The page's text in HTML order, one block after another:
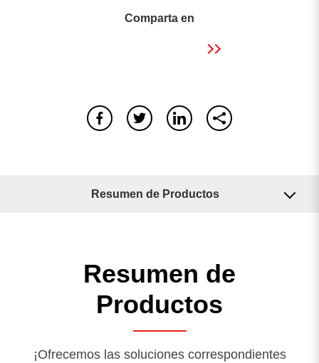
estén escritas correctamente o pruebe con palabras clave
diferentes. buscar de nuevo
Comparta en
Resumen de Productos
Máquinas relacionadas
Resumen de
Productos
¡Ofrecemos las soluciones correspondientes